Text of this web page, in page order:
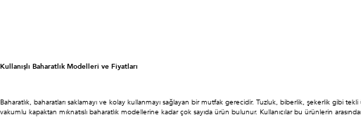
İNDİRİMDEKİLER
MAĞAZA
Kullanışlı Baharatlık Modelleri ve Fiyatları
Baharatlık, baharatları saklamayı ve kolay kullanmayı sağlayan bir mutfak gerecidir. Tuzluk, biberlik, şekerlik gibi
vakumlu kapaktan mıknatıslı baharatlık modellerine kadar çok sayıda ürün bulunur. Kullanıcılar bu ürünlerin